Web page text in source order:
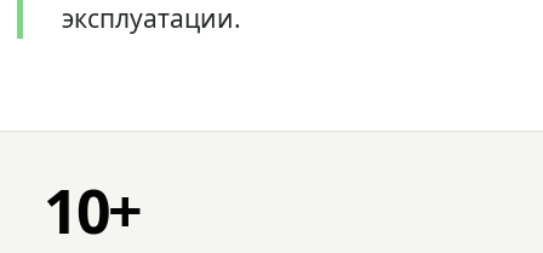
эксплуатации.
10+